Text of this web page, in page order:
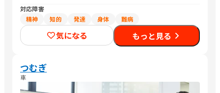
対応障害
精神
知的 発達 身体 難病
気になる もっと見る
つむぎ
車